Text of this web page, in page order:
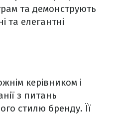
та демонструють
та елегантні
керівником і
з питань
стилю бренду. Її